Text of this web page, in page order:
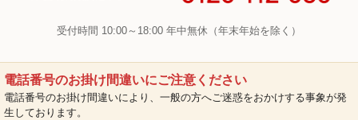
受付時間 10:00～18:00 年中無休（年末年始を除く）
電話番号のお掛け間違いにご注意ください
電話番号のお掛け間違いにより、一般の方へご迷惑をおかけする事象が発
生しております。